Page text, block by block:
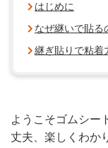
はじめに
なぜ継いで貼る
継ぎ貼りで粘着
ようこそゴムシー
丈夫、楽しくわか